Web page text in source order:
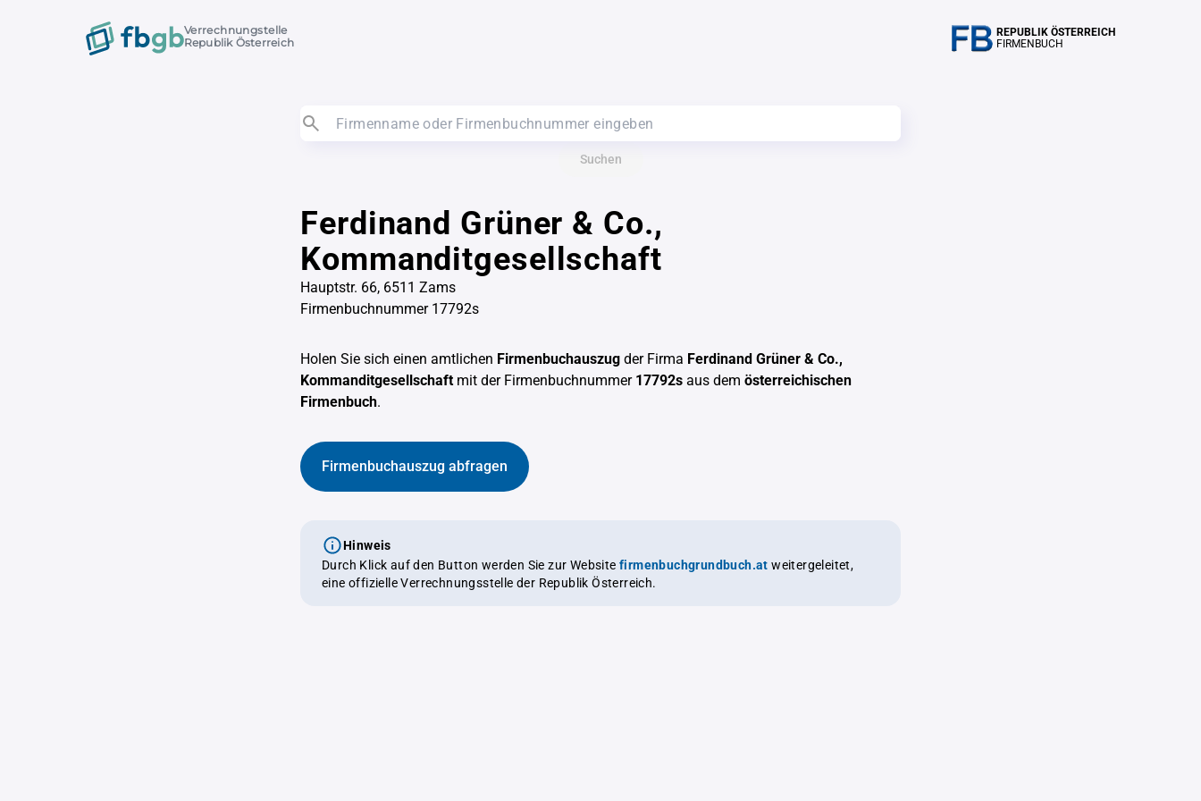
Verrechnungstelle
Republik Österreich
REPUBLIK ÖSTERREICH
FIRMENBUCH
Suchen
Ferdinand Grüner & Co.,
Kommanditgesellschaft
Hauptstr. 66, 6511 Zams
Firmenbuchnummer 17792s
Holen Sie sich einen amtlichen Firmenbuchauszug der Firma Ferdinand Grüner & Co.,
Kommanditgesellschaftmit der Firmenbuchnummer 17792s aus dem österreichischen
Firmenbuch.
Firmenbuchauszug abfragen
Hinweis
Durch Klick auf den Button werden Sie zur Website firmenbuchgrundbuch.at weitergeleitet,
eine offizielle Verrechnungsstelle der Republik Österreich.